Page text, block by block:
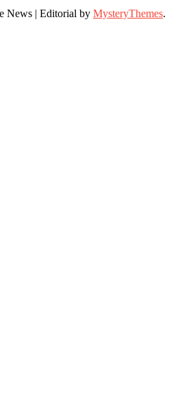
News | Editorial by MysteryThemes.